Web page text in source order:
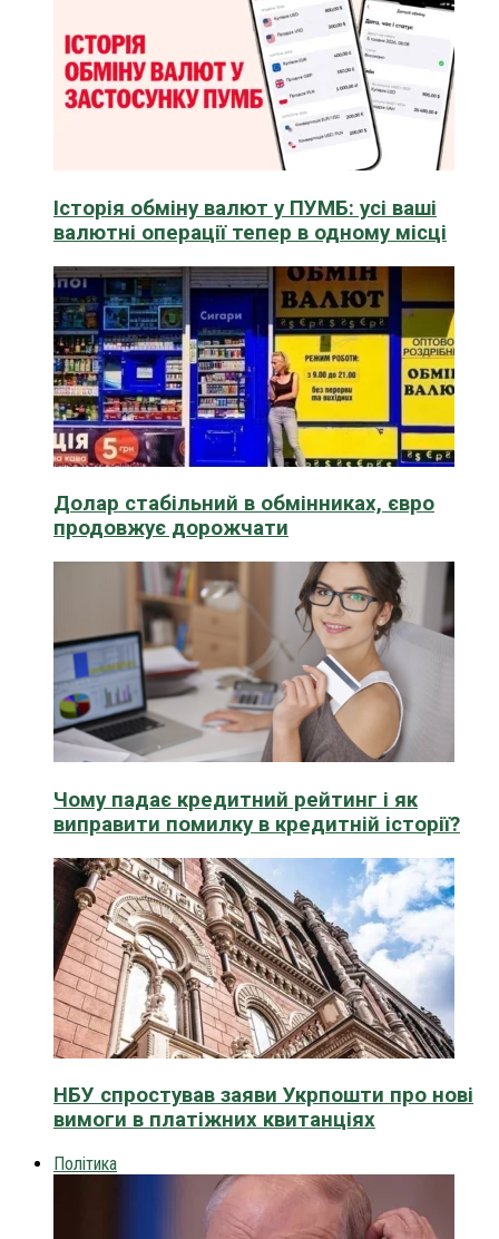
Історія обміну валют у ПУМБ: усі ваші
валютні операції тепер в одному місці
Долар стабільний в обмінниках, євро
продовжує дорожчати
Чому падає кредитний рейтинг і як
виправити помилку в кредитній історії?
НБУ спростував заяви Укрпошти про нові
вимоги в платіжних квитанціях
Політика